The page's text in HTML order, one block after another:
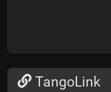
TangoLink